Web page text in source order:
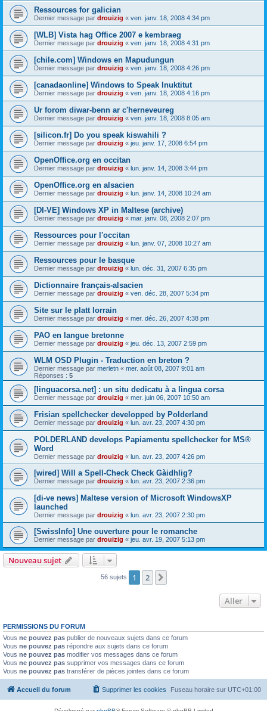
Ressources for galician
Dernier message par drouizig « ven. janv. 18, 2008 4:34 pm
[WLB] Vista hag Office 2007 e kembraeg
Dernier message par drouizig « ven. janv. 18, 2008 4:31 pm
[chile.com] Windows en Mapudungun
Dernier message par drouizig « ven. janv. 18, 2008 4:26 pm
[canadaonline] Windows to Speak Inuktitut
Dernier message par drouizig « ven. janv. 18, 2008 4:16 pm
Ur forom diwar-benn ar c'herneveureg
Dernier message par drouizig « ven. janv. 18, 2008 8:05 am
[silicon.fr] Do you speak kiswahili ?
Dernier message par drouizig « jeu. janv. 17, 2008 6:54 pm
OpenOffice.org en occitan
Dernier message par drouizig « lun. janv. 14, 2008 3:44 pm
OpenOffice.org en alsacien
Dernier message par drouizig « lun. janv. 14, 2008 10:24 am
[DI-VE] Windows XP in Maltese (archive)
Dernier message par drouizig « mar. janv. 08, 2008 2:07 pm
Ressources pour l'occitan
Dernier message par drouizig « lun. janv. 07, 2008 10:27 am
Ressources pour le basque
Dernier message par drouizig « lun. déc. 31, 2007 6:35 pm
Dictionnaire français-alsacien
Dernier message par drouizig « ven. déc. 28, 2007 5:34 pm
Site sur le platt lorrain
Dernier message par drouizig « mer. déc. 26, 2007 4:38 pm
PAO en langue bretonne
Dernier message par drouizig « jeu. déc. 13, 2007 2:59 pm
WLM OSD Plugin - Traduction en breton ?
Dernier message par merletn « mer. août 08, 2007 9:01 am
Réponses : 5
[linguacorsa.net] : un situ dedicatu à a lingua corsa
Dernier message par drouizig « mer. juin 06, 2007 10:50 am
Frisian spellchecker developped by Polderland
Dernier message par drouizig « lun. avr. 23, 2007 4:30 pm
POLDERLAND develops Papiamentu spellchecker for MS®
Word
Dernier message par drouizig « lun. avr. 23, 2007 4:26 pm
[wired] Will a Spell-Check Check Gàidhlig?
Dernier message par drouizig « lun. avr. 23, 2007 2:36 pm
[di-ve news] Maltese version of Microsoft WindowsXP
launched
Dernier message par drouizig « lun. avr. 23, 2007 2:30 pm
[SwissInfo] Une ouverture pour le romanche
Dernier message par drouizig « jeu. avr. 19, 2007 5:13 pm
Nouveau sujet
56 sujets 1 2
Aller
PERMISSIONS DU FORUM
Vous ne pouvez pas publier de nouveaux sujets dans ce forum
Vous ne pouvez pas répondre aux sujets dans ce forum
Vous ne pouvez pas modifier vos messages dans ce forum
Vous ne pouvez pas supprimer vos messages dans ce forum
Vous ne pouvez pas transférer de pièces jointes dans ce forum
Accueil du forum Fuseau horaire sur UTC+01:00
Supprimer les cookies